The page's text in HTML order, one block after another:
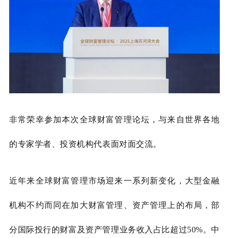
非常荣幸参加本次全球财富管理论坛，与来自世界各地
的专家学者、投资机构代表面对面交流。
近年来全球财富管理市场迎来一系列新变化，大型金融
机构不约而同在加大财富管理、资产管理上的布局，部
分国际投行的财富及资产管理业务收入占比超过50%。中